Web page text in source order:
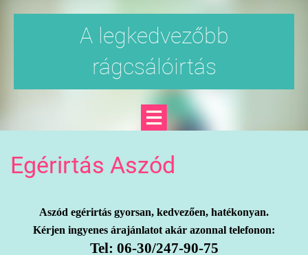
A legkedvezőbb
rágcsálóirtás
Egérirtás Aszód
Aszód egérirtás gyorsan, kedvezően, hatékonyan.
Kérjen ingyenes árajánlatot akár azonnal telefonon:
Tel: 06-30/247-90-75